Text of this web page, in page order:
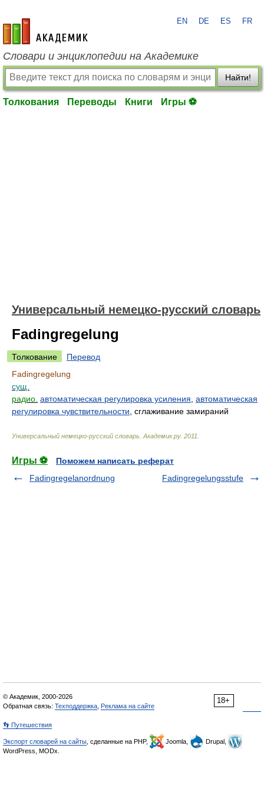
academic.ru
EN DE ES FR
Словари и энциклопедии на Академике
Найти!
Толкования Переводы Книги Игры ⚽
Универсальный немецко-русский словарь
Fadingregelung
Толкование
Перевод
Fadingregelung
сущ.
радио. автоматическая регулировка усиления автоматическая
регулировка чувствительности , сглаживание замираний
Универсальный немецко-русский словарь Академик.ру. 2011
Игры ⚽
Поможем написать реферат
Fadingregelanordnung
Fadingregelungsstufe
18+
© Академик, 2000-2026
Обратная связь: Техподдержка Реклама на сайте
👣 Путешествия
Экспорт словарей на сайты , сделанные на PHP, Joomla,
Drupal,
WordPress, MODx.